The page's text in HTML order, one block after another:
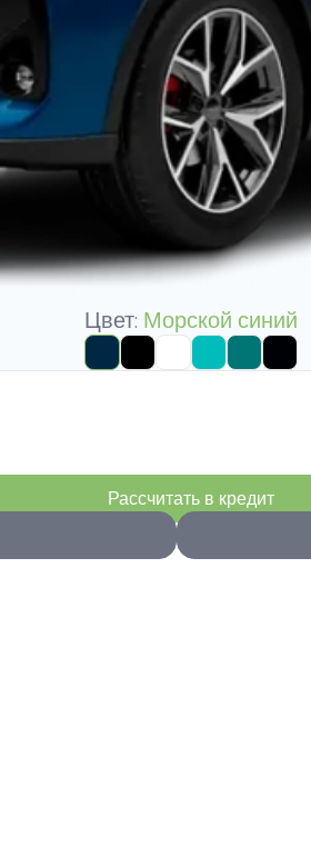
Цвет: Морской синий
Рассчитать в кредит